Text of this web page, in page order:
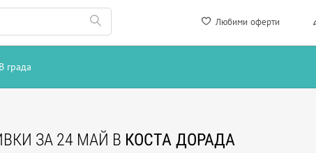
Любими оферти
В града
ЗА 24 МАЙ В КОСТА ДОРАДА